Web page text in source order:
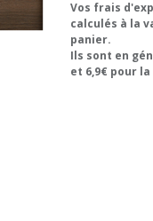
Vos frais
calculés à la
panier.
Ils sont en
et 6,9€ pour la